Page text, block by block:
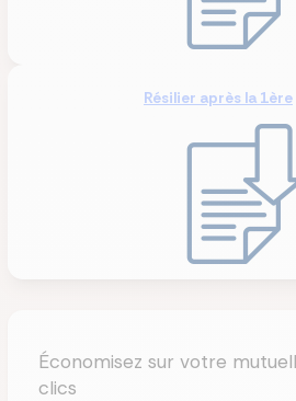
Résilier après la 1ère
Économisez sur votre
clics